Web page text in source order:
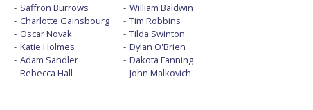
Saffron Burrows
Charlotte Gainsbourg
Oscar Novak
Katie Holmes
Adam Sandler
Rebecca Hall
William Baldwin
Tim Robbins
Tilda Swinton
Dylan O'Brien
Dakota Fanning
John Malkovich